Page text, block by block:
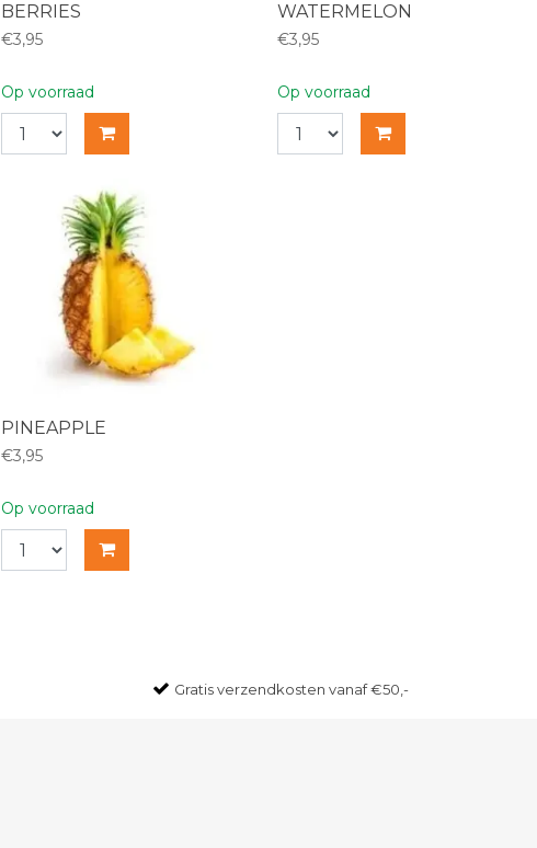
BERRIES
€3,95
Op voorraad
WATERMELON
€3,95
Op voorraad
PINEAPPLE
€3,95
Op voorraad
Gratisverzendkosten vanaf €50,-